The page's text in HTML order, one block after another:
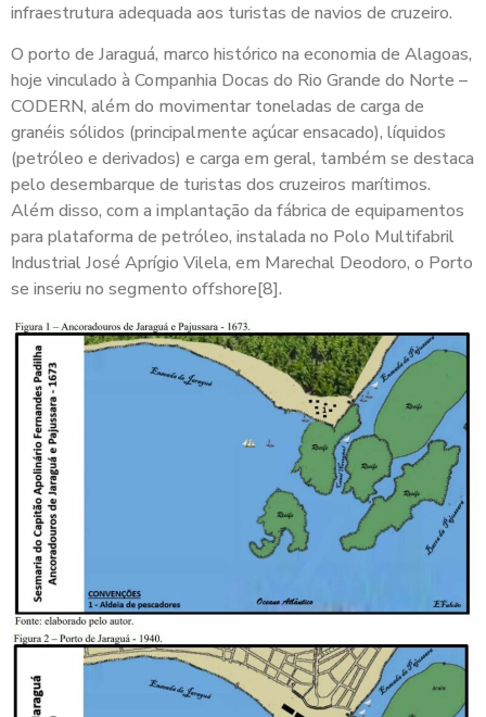
infraestrutura adequada aos turistas de navios de cruzeiro.
O porto de Jaraguá, marco histórico na economia de Alagoas,
hoje vinculado à Companhia Docas do Rio Grande do Norte –
CODERN, além do movimentar toneladas de carga de
granéis sólidos (principalmente açúcar ensacado), líquidos
(petróleo e derivados) e carga em geral, também se destaca
pelo desembarque de turistas dos cruzeiros marítimos.
Além disso, com a implantação da fábrica de equipamentos
para plataforma de petróleo, instalada no Polo Multifabril
Industrial José Aprígio Vilela, em Marechal Deodoro, o Porto
se inseriu no segmento offshore[8].